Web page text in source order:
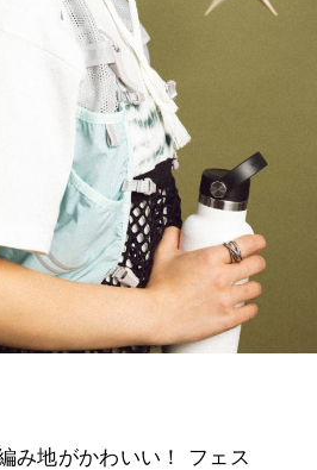
み地がかわいい！ フェス